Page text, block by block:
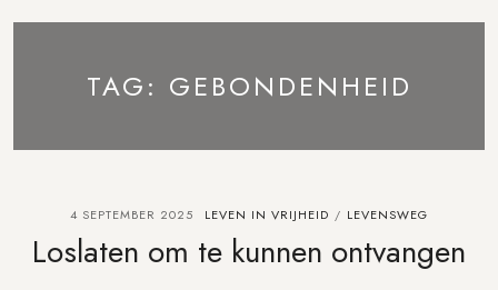
TAG: GEBONDENHEID
4 SEPTEMBER 2025 LEVEN IN VRIJHEID / LEVENSWEG
Loslaten om te kunnen ontvangen